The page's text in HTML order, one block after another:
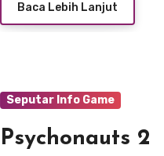
Baca Lebih Lanjut
Seputar Info Game
Psychonauts 2